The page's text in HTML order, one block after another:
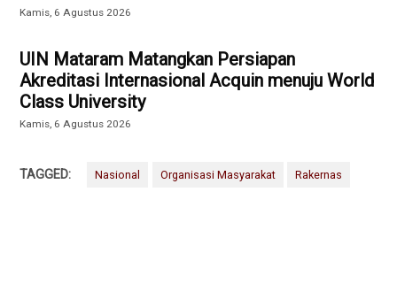
Kamis, 6 Agustus 2026
UIN Mataram Matangkan Persiapan
Akreditasi Internasional Acquin menuju World
Class University
Kamis, 6 Agustus 2026
TAGGED: Nasional Organisasi Masyarakat Rakernas